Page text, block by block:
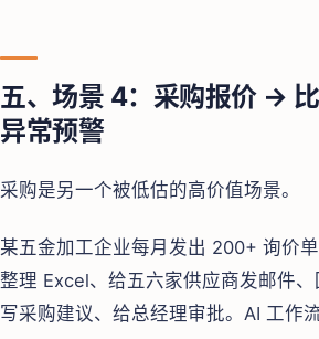
五、场景 4：采购报价 →
异常预警
采购是另一个被低估的高价值场景。
某五金加工企业每月发出 200+ 询价
整理 Excel、给五六家供应商发邮件、
写采购建议、给总经理审批。AI 工作流